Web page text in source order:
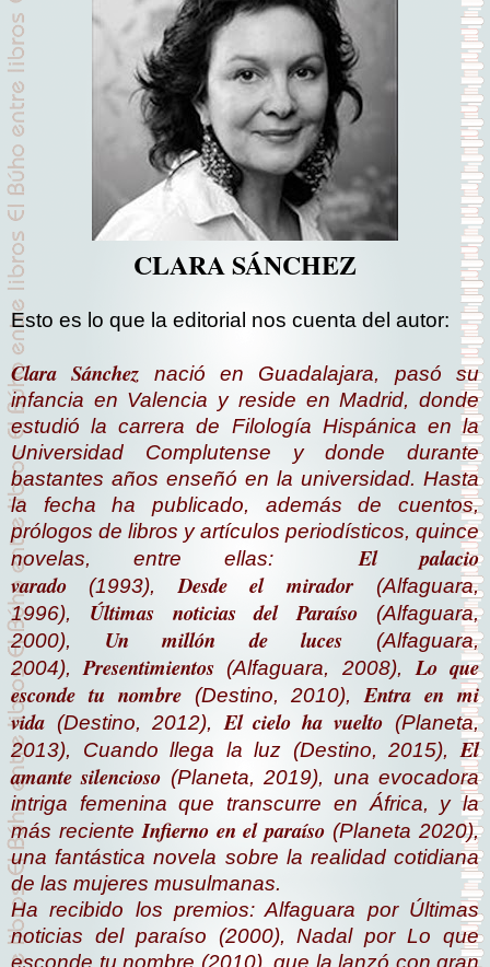
CLARA SÁNCHEZ
Esto es lo que la editorial nos cuenta del autor:
Clara Sánchez nació en Guadalajara, pasó su
infancia en Valencia y reside en Madrid, donde
estudió la carrera de Filología Hispánica en la
Universidad Complutense y donde durante
bastantes años enseñó en la universidad. Hasta
la fecha ha publicado, además de cuentos,
prólogos de libros y artículos periodísticos, quince
novelas, entre ellas: El palacio
varado (1993), Desde el mirador
(Alfaguara,
1996), Últimas noticias del Paraíso (Alfaguara,
2000), Un millón de luces (Alfaguara,
2004),Presentimientos (Alfaguara, 2008),
Lo que
esconde tu nombre(Destino, 2010),Entra en mi
vida (Destino, 2012), El cielo ha vuelto (Planeta,
2013), Cuando llega la luz (Destino, 2015),El
amante silencioso (Planeta, 2019), una evocadora
intriga femenina que transcurre en África, y la
más reciente Infierno en el paraíso (Planeta 2020),
una fantástica novela sobre la realidad cotidiana
de las mujeres musulmanas.
Ha recibido los premios: Alfaguara por Últimas
noticias del paraíso (2000), Nadal porLo que
esconde tu nombre (2010), que la lanzó con gran